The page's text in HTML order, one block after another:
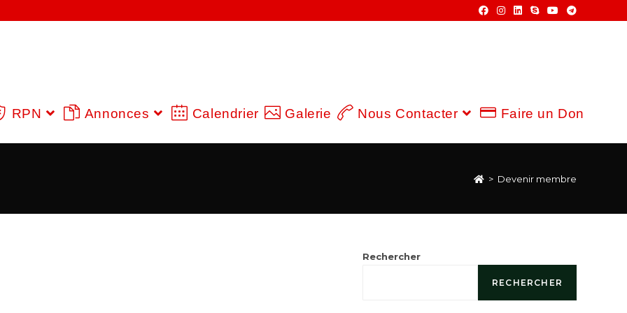
RPN Annonces Calendrier Galerie Nous Contacter Faire un Don
> Devenir membre
Rechercher
RECHERCHER